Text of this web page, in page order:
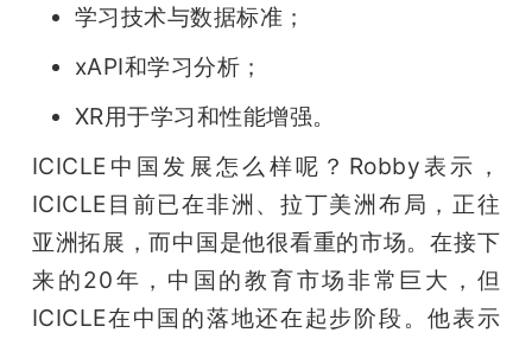
学习技术与数据标准；
xAPI和学习分析；
XR用于学习和性能增强。
ICICLE中国发展怎么样呢？Robby表示，
ICICLE目前已在非洲、拉丁美洲布局，正往
亚洲拓展，而中国是他很看重的市场。在接下
来的20年，中国的教育市场非常巨大，但
ICICLE在中国的落地还在起步阶段。他表示